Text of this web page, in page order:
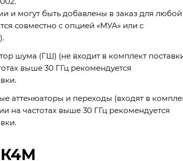
могут быть добавлены в заказ для любой
совместно с опцией «МУА» или с
шума (ГШ) (не входит в комплект
выше 30 ГГц рекомендуется
аттенюаторы и переходы (входят в
на частотах выше 30 ГГц рекомендуется